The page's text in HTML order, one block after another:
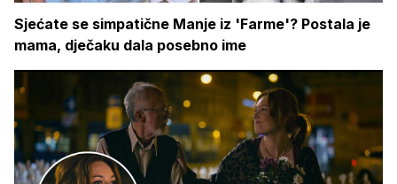
Sjećate se simpatične Manje iz 'Farme'? Postala je
mama, dječaku dala posebno ime